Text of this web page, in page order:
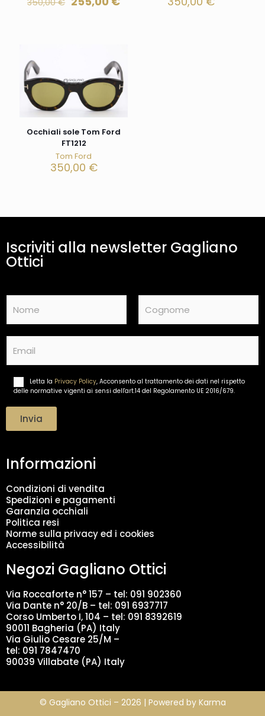
350,00€
Occhiali sole Tom Ford
FT1212
Tom Ford
350,00 €
Iscriviti alla newsletter Gagliano
Ottici
m
Nome Cognome
a
e
n
o
d
a
t
i
*
Letta la Privacy Policy, Acconsento al trattamento dei dati nel rispetto
delle normative vigenti ai sensi dell'art.14 del Regolamento UE 2016/679.
Invia
Informazioni
Condizioni di vendita
Spedizioni e pagamenti
Garanzia occhiali
Politica resi
Norme sulla privacy ed i cookies
Accessibilità
Negozi Gagliano Ottici
Via Roccaforte n° 157 – tel: 091 902360
Via Dante n° 20/B – tel: 091 6937717
Corso Umberto I, 104 – tel: 091 8392619
90011 Bagheria (PA) Italy
Via Giulio Cesare 25/M –
tel: 091 7847470
90039 Villabate (PA) Italy
© Gagliano Ottici – 2026 | Powered by Karma